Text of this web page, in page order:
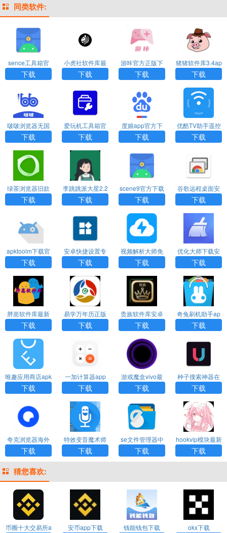
同类软件:
sence工具箱官
方版下载
下载
小虎社软件库最
新版本
下载
游咔官方正版下
载
下载
猪猪软件库3.4ap
k
下载
啵啵浏览器无国
界全球通最新版
下载
爱玩机工具箱官
网版下载
下载
度娘app官方下
载
下载
优酷TV助手遥控
器下载
下载
绿茶浏览器旧款
下载
李跳跳派大星2.2
正式版
下载
scene9官方下载
下载
谷歌远程桌面安
卓版
下载
apktoolm下载官
方版
下载
安卓快捷设置专
业汉化免费下载
下载
视频解析大师免
费版
下载
优化大师下载安
装免费
下载
胖崽软件库最新
版
下载
易学万年历正版
下载
贵族软件库安卓
下载
下载
奇兔刷机助手ap
p下载
下载
唯趣应用商店apk
安装包手表版
下载
一加计算器app
官方下载
下载
游戏魔盒vivo最
新版
下载
种子搜索神器在
线引擎
下载
夸克浏览器海外
版
下载
特效变音魔术师
旧版
下载
se文件管理器中
文版
下载
hookvip模块最新
版安卓下载
下载
猜您喜欢:
币圈十大交易所a 安币app下载 钱能钱包下载 okx下载